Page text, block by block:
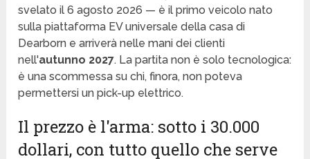
svelato il 6 agosto 2026 — è il primo veicolo nato
sulla piattaforma EV universale della casa di
Dearborn e arriverà nelle mani dei clienti
nell'autunno 2027. La partita non è solo tecnologica:
è una scommessa su chi, finora, non poteva
permettersi un pick-up elettrico.
Il prezzo è l'arma: sotto i 30.000
dollari, con tutto quello che serve